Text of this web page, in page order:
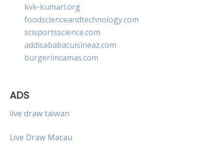
kvk-kumari.org
foodscienceandtechnology.com
scisportsscience.com
addisababacuisineaz.com
burgerimcamas.com
ADS
live draw taiwan
Live Draw Macau